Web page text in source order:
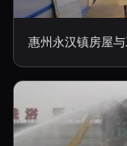
惠州永汉镇房屋